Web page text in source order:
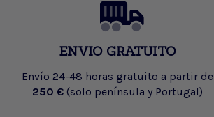
ENVIO GRATUITO
Envío 24-48 horas gratuito a partir de
250 € (solo península y Portugal)